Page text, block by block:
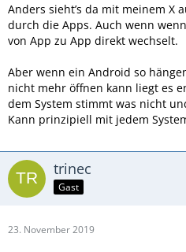
Anders sieht’s da mit meinem X
durch die Apps. Auch wenn
von App zu App direkt wechselt.
Aber wenn ein Android so
nicht mehr öffnen kann liegt es
dem System stimmt was nicht
Kann prinzipiell mit jedem
trinec
Gast
23. November 2019